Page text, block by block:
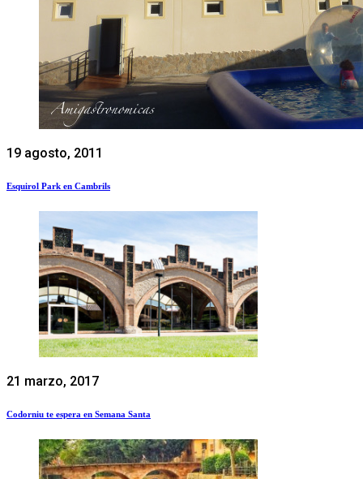
19 agosto, 2011
Esquirol Park en Cambrils
21 marzo, 2017
Codorniu te espera en Semana Santa